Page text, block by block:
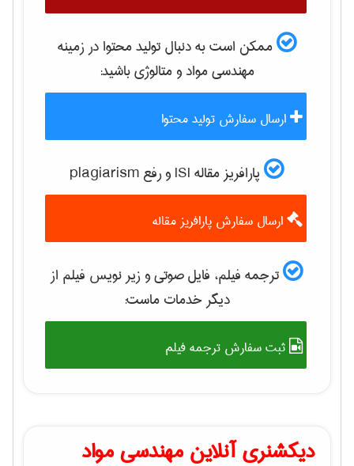
ممکن است به دنبال تولید محتوا در زمینه
مهندسی مواد و متالوژیباشید:
ارسال سفارش تولید محتوا
پارافریز مقاله ISI و رفع plagiarism
ارسال سفارش پارافریز مقاله
ترجمه فیلم، فایل صوتی و زیر نویس فیلم از
دیگر خدمات ماست:
ثبت سفارش ترجمه فیلم
دیکشنری آنلاین مهندسی مواد